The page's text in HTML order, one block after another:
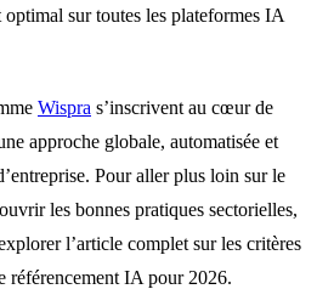
sur toutes les plateformes IA
Wispra s’inscrivent au cœur de
approche globale, automatisée et
Pour aller plus loin sur le
les bonnes pratiques sectorielles,
l’article complet sur les critères
référencement IA pour 2026.